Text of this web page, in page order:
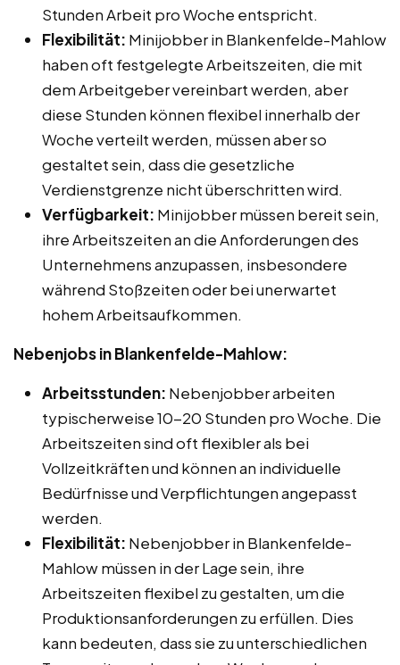
Stunden Arbeit pro Woche entspricht.
Flexibilität: Minijobber in Blankenfelde-Mahlow
haben oft festgelegte Arbeitszeiten, die mit
dem Arbeitgeber vereinbart werden, aber
diese Stunden können flexibel innerhalb der
Woche verteilt werden, müssen aber so
gestaltet sein, dass die gesetzliche
Verdienstgrenze nicht überschritten wird.
Verfügbarkeit: Minijobber müssen bereit sein,
ihre Arbeitszeiten an die Anforderungen des
Unternehmens anzupassen, insbesondere
während Stoßzeiten oder bei unerwartet
hohem Arbeitsaufkommen.
Nebenjobs in Blankenfelde-Mahlow:
Arbeitsstunden: Nebenjobber arbeiten
typischerweise 10-20 Stunden pro Woche. Die
Arbeitszeiten sind oft flexibler als bei
Vollzeitkräften und können an individuelle
Bedürfnisse und Verpflichtungen angepasst
werden.
Flexibilität: Nebenjobber in Blankenfelde-
Mahlow müssen in der Lage sein, ihre
Arbeitszeiten flexibel zu gestalten, um die
Produktionsanforderungen zu erfüllen. Dies
kann bedeuten, dass sie zu unterschiedlichen